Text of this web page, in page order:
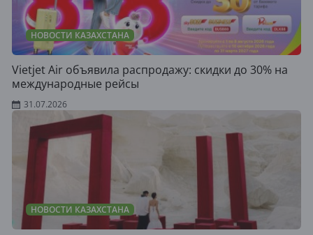
НОВОСТИ КАЗАХСТАНА
Vietjet Air объявила распродажу: скидки до 30% на
международные рейсы
31.07.2026
НОВОСТИ КАЗАХСТАНА